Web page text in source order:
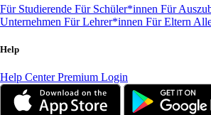
Für Studierende Für Schüler*innen Für
Unternehmen Für Lehrer*innen Für Eltern
Help
Help CenterPremium Login